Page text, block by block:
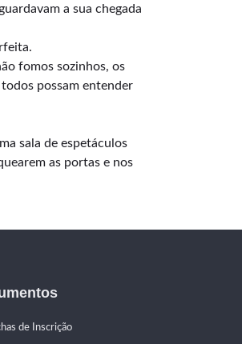
a sua chegada
fomos sozinhos, os
possam entender
sala de espetáculos
as portas e nos
de Inscrição